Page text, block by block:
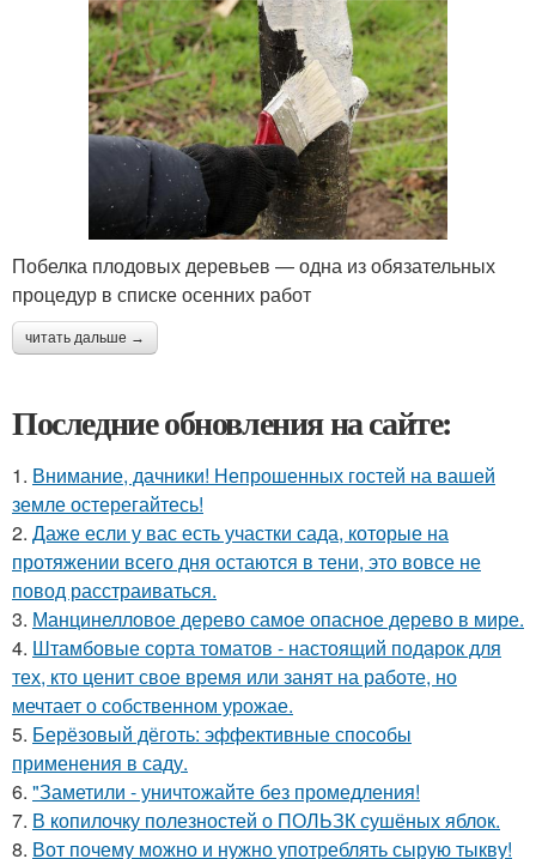
Побелка плодовых деревьев — одна из обязательных
процедур в списке осенних работ
читать дальше →
Последние обновления на сайте:
1. Внимание, дачники! Непрошенных гостей на вашей
земле остерегайтесь!
2. Даже если у вас есть участки сада, которые на
протяжении всего дня остаются в тени, это вовсе не
повод расстраиваться.
3. Манцинелловое дерево самое опасное дерево в мире.
4. Штамбовые сорта томатов - настоящий подарок для
тех, кто ценит свое время или занят на работе, но
мечтает о собственном урожае.
5. Берёзовый дёготь: эффективные способы
применения в саду.
6. "Заметили - уничтожайте без промедления!
7. В копилочку полезностей о ПОЛЬЗК сушёных яблок.
8. Вот почему можно и нужно употреблять сырую тыкву!